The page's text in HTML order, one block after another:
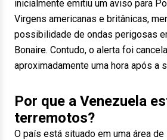
inicialmente emitiu um aviso para
Virgens americanas e britânicas,
possibilidade de ondas perigosas
Bonaire. Contudo, o alerta foi
aproximadamente uma hora após a
Por que a Venezuela
terremotos?
O país está situado em uma área